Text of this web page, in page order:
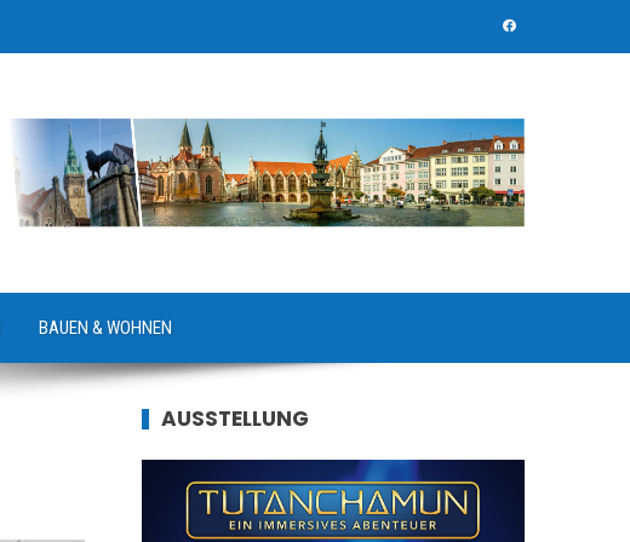
BAUEN & WOHNEN
AUSSTELLUNG